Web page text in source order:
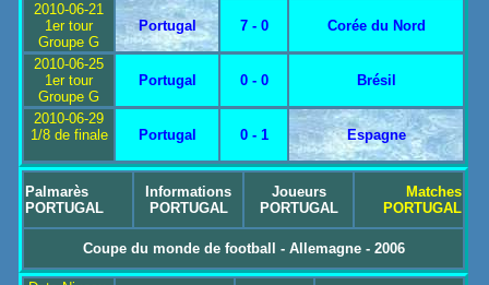
2010-06-21
1er tour
Groupe G
Portugal 7 - 0 Corée du Nord
2010-06-25
1er tour
Groupe G
Portugal 0 - 0 Brésil
2010-06-29
1/8 de finale
Portugal 0 - 1 Espagne
Palmarès
PORTUGAL
Informations
PORTUGAL
Joueurs
PORTUGAL
Matches
PORTUGAL
Coupe du monde de football - Allemagne - 2006